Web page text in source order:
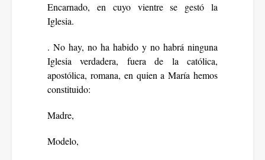
Encarnado, en cuyo vientre se gestó la
Iglesia.
. No hay, no ha habido y no habrá ninguna
Iglesia verdadera, fuera de la católica,
apostólica, romana, en quien a María hemos
constituido:
Madre,
Modelo,